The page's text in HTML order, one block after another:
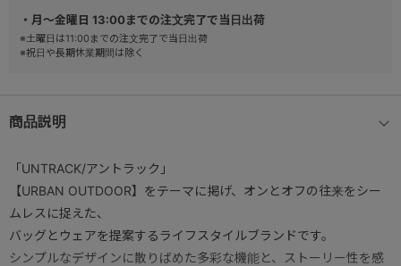
・月～金曜日 13:00までの注文完了で当日出荷
※土曜日は11:00までの注文完了で当日出荷
※祝日や長期休業期間は除く
商品説明
「UNTRACK/アントラック」
【URBAN OUTDOOR】をテーマに掲げ、オンとオフの往来をシー
ムレスに捉えた、
バッグとウェアを提案するライフスタイルブランドです。
シンプルなデザインに散りばめた多彩な機能と、ストーリー性を感